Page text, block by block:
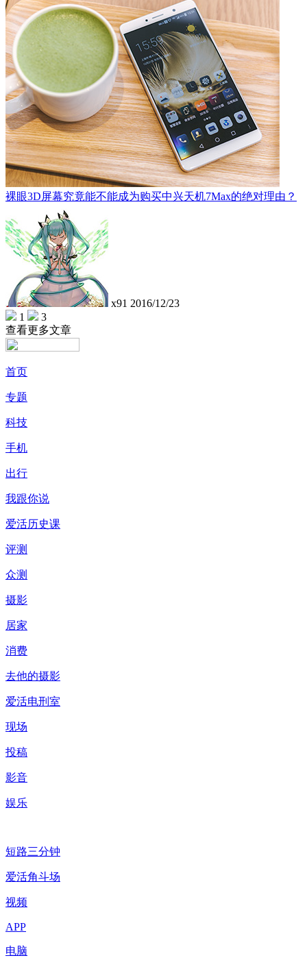
裸眼3D屏幕究竟能不能成为购买中兴天机7Max的绝对理由？
x91 2016/12/23
1
3
查看更多文章
首页
专题
科技
手机
出行
我跟你说
爱活历史课
评测
众测
摄影
居家
消费
去他的摄影
爱活电刑室
现场
投稿
影音
娱乐
短路三分钟
爱活角斗场
视频
APP
电脑